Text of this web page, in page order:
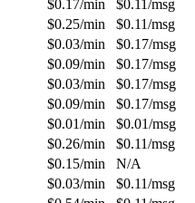
$0.17/min $0.11 /msg
$0.25/min $0.11/msg
$0.03/min $0.17/msg
$0.09/min $0.17/msg
$0.03/min $0.17/msg
$0.09/min $0.17/msg
$0.01/min $0.01/msg
$0.26/min $0.11/msg
$0.15/min
N/A
$0.03/min $0.11/msg